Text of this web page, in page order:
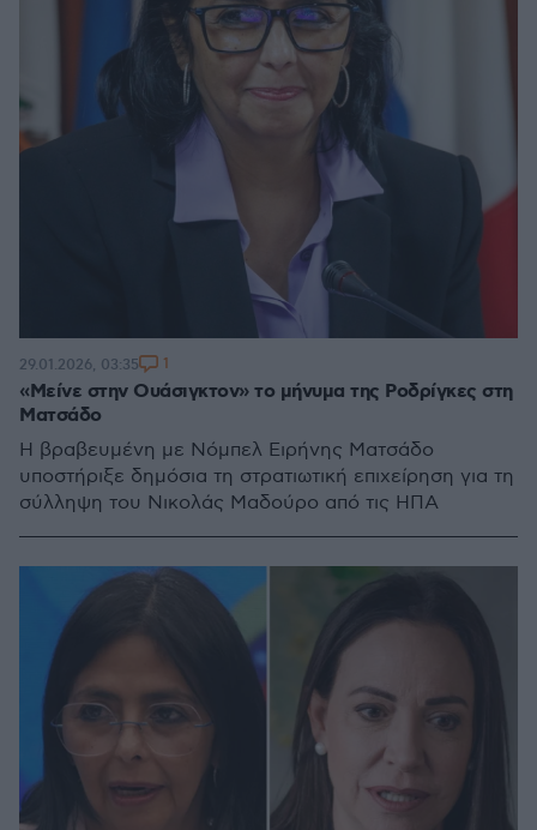
«Μείνε στην Ουάσιγκτον» το μήνυμα της Ροδρίγκες στη
Ματσάδο
Η βραβευμένη με Νόμπελ Ειρήνης Ματσάδο
υποστήριξε δημόσια τη στρατιωτική επιχείρηση για τη
σύλληψη του Νικολάς Μαδούρο από τις ΗΠΑ
29.01.2026, 03:35 1